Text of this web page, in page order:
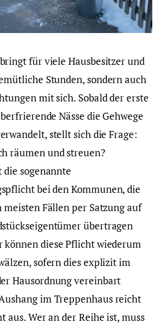
für viele Hausbesitzer und
Stunden, sondern auch
mit sich. Sobald der erste
Nässe die Gehwege
stellt sich die Frage:
räumen und streuen?
sogenannte
bei den Kommunen, die
meisten Fällen per Satzung auf
übertragen
können diese Pflicht wiederum
sofern dies explizit im
Hausordnung vereinbart
im Treppenhaus reicht
Wer an der Reihe ist, muss